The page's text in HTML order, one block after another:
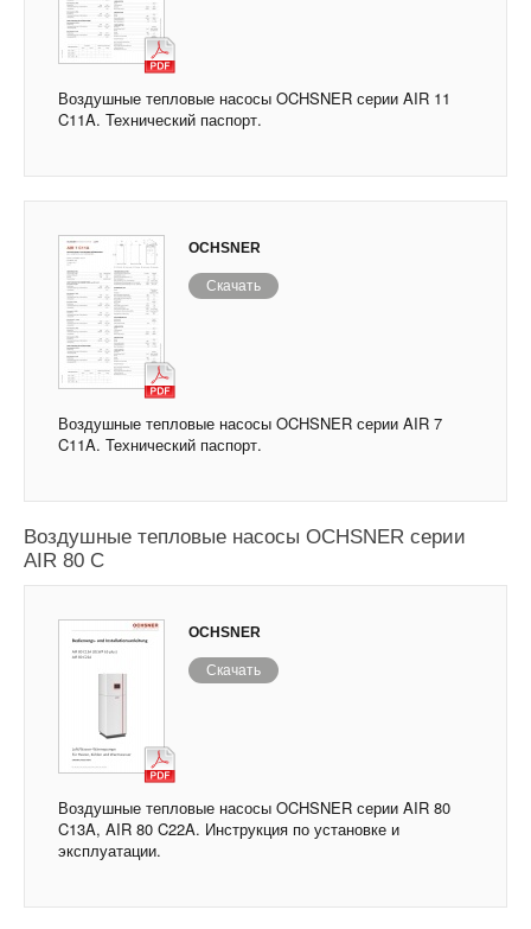
Воздушные тепловые насосы OCHSNER серии AIR 11
C11A. Технический паспорт.
OCHSNER
Скачать
Воздушные тепловые насосы OCHSNER серии AIR 7
C11A. Технический паспорт.
Воздушные тепловые насосы OCHSNER серии
AIR 80 C
OCHSNER
Скачать
Воздушные тепловые насосы OCHSNER серии AIR 80
C13A, AIR 80 C22A. Инструкция по установке и
эксплуатации.